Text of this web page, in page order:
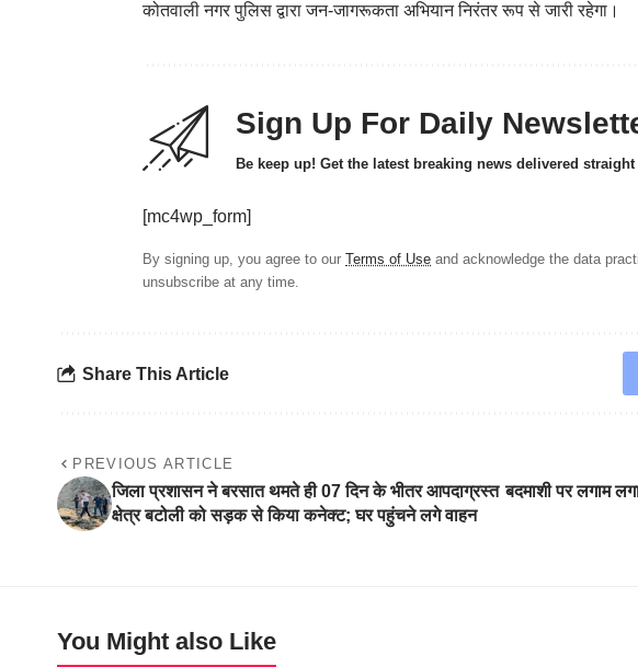
कोतवाली नगर पुलिस द्वारा जन-जागरूकता अभियान निरंतर रूप से जारी रहेगा।
Sign Up For Daily
Be keep up! Get the latest breaking news delivered
[mc4wp_form]
By signing up, you agree to our Terms of Use and acknowledge the data
unsubscribe at any time.
Share This Article
PREVIOUS ARTICLE
जिला प्रशासन ने बरसात थमते ही 07 दिन के भीतर आपदाग्रस्त
क्षेत्र बटोली को सड़क से किया कनेक्ट; घर पहुंचने लगे वाहन
बदमाशी पर लगाम
You Might also Like